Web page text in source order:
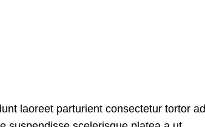
laoreet parturient consectetur tortor ad